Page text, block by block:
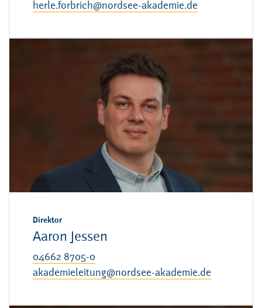
herle.forbrich@nordsee-akademie.de
Direktor
Aaron Jessen
04662 8705-0
akademieleitung@nordsee-akademie.de